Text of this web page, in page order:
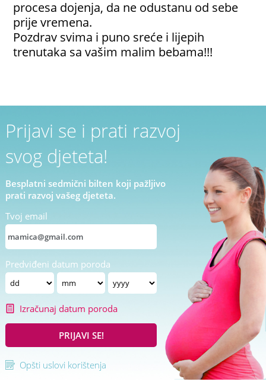
procesa dojenja, da ne odustanu od sebe
prije vremena.
Pozdrav svima i puno sreće i lijepih
trenutaka sa vašim malim bebama!!!
Prijavi se i prati razvoj
svog djeteta!
Besplatni sedmični bilten koji pažljivo
prati razvoj vašeg djeteta.
Tvoj email
Predviđeni datum poroda
Izračunaj datum poroda
PRIJAVI SE!
Opšti uslovi korištenja